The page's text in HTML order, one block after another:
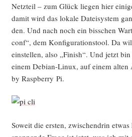
Netz­teil – zum Glück lie­gen hier
damit wird das loka­le Datei­sys­tem
den. Und nach noch ein biss­chen
conf“, dem Kon­fi­gu­ra­ti­ons­tool. Da
ein­stel­len, also „Finish“. Und jetzt
einem Debi­an-Linux, auf einem
by Raspber­ry Pi.
Soweit die ers­ten, zwi­schen­drin